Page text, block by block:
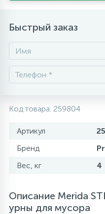
Быстрый заказ
Код товара: 259804
Артикул
Бренд
Вес, кг
4
Описание Merida
урны для мусора